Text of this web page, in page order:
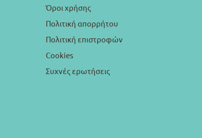
Όροι χρήσης
Πολιτική απορρήτου
Πολιτική επιστροφών
Cookies
Συχνές ερωτήσεις